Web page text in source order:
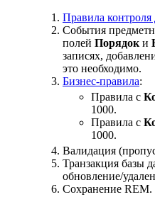
Правила
События
полей Порядок и
записях,
это необходимо.
Бизнес-правила:
Правила с
1000.
Правила с
1000.
Валидация
Транзакция базы
обновление/
Сохранение REM.